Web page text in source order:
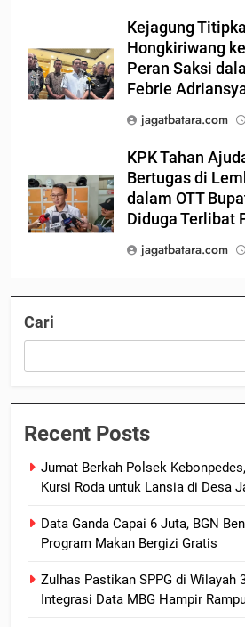
Kejagung
Hongkiriwang
Peran Saksi
Febrie
jagatbatara.com
KPK Tahan
Bertugas di
dalam OTT
Diduga Terlibat
jagatbatara.com
Cari
Recent Posts
Jumat Berkah Polsek
Kursi Roda untuk Lansia di Desa
Data Ganda Capai 6 Juta, BGN
Program Makan Bergizi Gratis
Zulhas Pastikan SPPG di Wilayah
Integrasi Data MBG Hampir